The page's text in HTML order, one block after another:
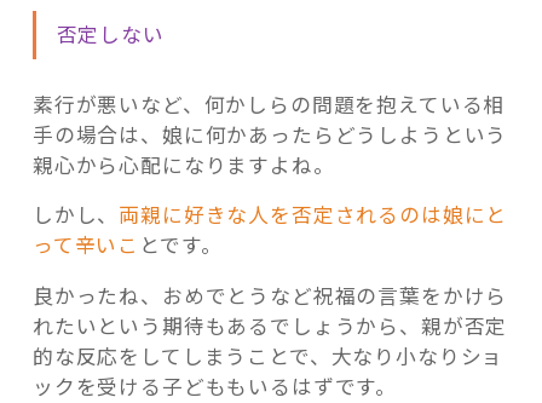
否定しない
素行が悪いなど、何かしらの問題を抱えている相
手の場合は、娘に何かあったらどうしようという
親心から心配になりますよね。
しかし、 両親に好きな人を否定されるのは娘にと
って辛いこ とです。
良かったね、おめでとうなど祝福の言葉をかけら
れたいという期待もあるでしょうから、親が否定
的な反応をしてしまうことで、大なり小なりショ
ックを受ける子どももいるはずです。